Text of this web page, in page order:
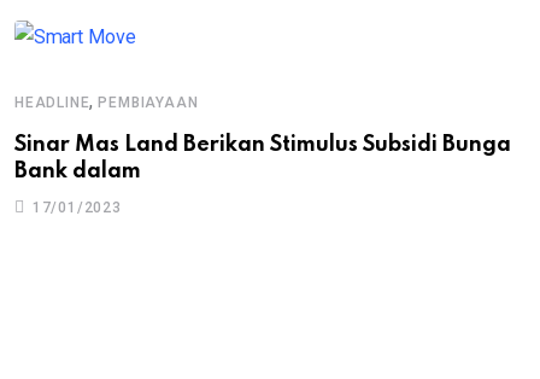
HEADLINE,PEMBIAYAAN
Sinar Mas Land Berikan Stimulus Subsidi Bunga
Bank dalam
17/01/2023